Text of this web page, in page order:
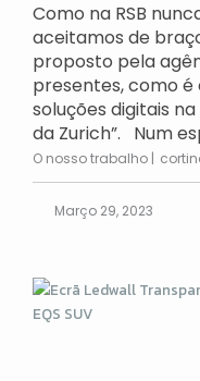
Como na RSB
aceitamos de
proposto pela
presentes, como é
soluções digitais na
da Zurich”. Num
O nosso trabalho
Março 29, 2023